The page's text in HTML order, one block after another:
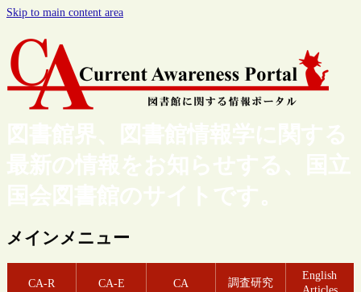
Skip to main content area
図書館界、図書館情報学に関する
最新の情報をお知らせする、国立
国会図書館のサイトです。
メインメニュー
CA-R CA-E CA 調査研究
English